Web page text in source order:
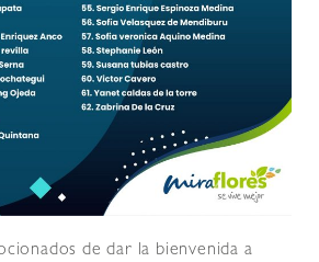
de dar la bienvenida a